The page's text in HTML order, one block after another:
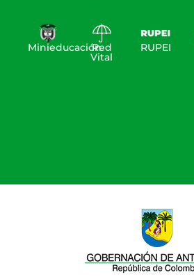
MinieducaciónRed
Vital
RUPEI